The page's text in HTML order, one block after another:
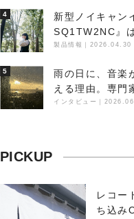
4
新型ノイキャン
SQ1TW2NC』
木”になり得る
製品情報 2026.04.30
5
雨の日に、音楽
える理由。専門
ンドスケープ
インタビュー
PICKUP
レコー
ち込み